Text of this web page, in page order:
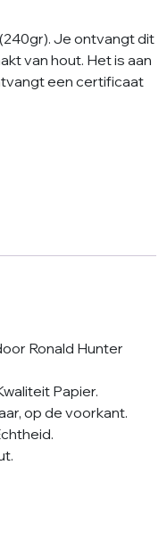
Je ontvangt dit
van hout. Het is aan
een certificaat
Ronald Hunter
Papier.
op de voorkant.